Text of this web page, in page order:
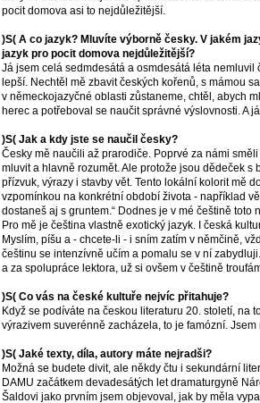
pocit domova asi to nejdůležitější.
)S( A co jazyk? Mluvíte výborně česky. V jakém
jazyk pro pocit domova nejdůležitější?
Já jsem celá sedmdesátá a osmdesátá léta nemluvil
lepší. Nechtěl mě zbavit českých kořenů, s mámou
v německojazyčné oblasti zůstaneme, chtěl, abych
herec a potřeboval se naučit správné výslovnosti. A
)S( Jak a kdy jste se naučil česky?
Česky mě naučili až prarodiče. Poprvé za námi
mluvit a hlavně rozumět. Ale protože jsou dědeček
přízvuk, výrazy i stavby vět. Tento lokální kolorit mě
vzpomínkou na konkrétní období života - například
dostaneš aj s gruntem.“ Dodnes je v mé češtině
Pro mě je čeština vlastně exotický jazyk. I česká
Myslím, píšu a - chcete-li - i sním zatím v němčině,
češtinu se intenzívně učím a pomalu se v ní
a za spolupráce lektora, už si ovšem v češtině
)S( Co vás na české kultuře nejvíc přitahuje?
Když se podíváte na českou literaturu 20. století, na
výrazivem suverénně zacházela, to je famózní.
)S( Jaké texty, díla, autory máte nejradši?
Možná se budete divit, ale někdy čtu i sekundární
DAMU začátkem devadesátých let dramaturgyně
Šaldovi jako prvním jsem objevoval, jak by měla